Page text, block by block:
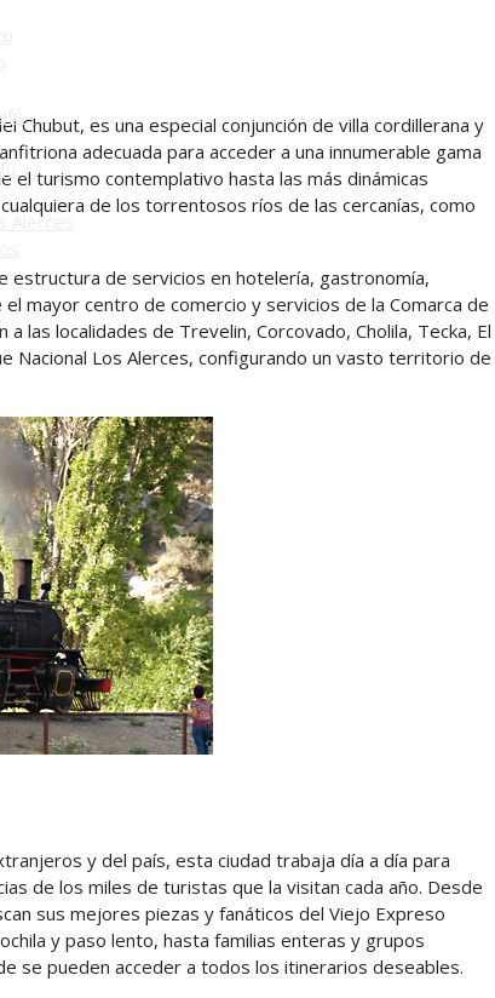
-
Chubut, es una especial conjunción de villa cordillerana y
adecuada para acceder a una innumerable gama
el turismo contemplativo hasta las más dinámicas
de los torrentosos ríos de las cercanías, como
estructura de servicios en hotelería, gastronomía,
mayor centro de comercio y servicios de la Comarca de
las localidades de Trevelin, Corcovado, Cholila, Tecka, El
Nacional Los Alerces, configurando un vasto territorio de
y del país, esta ciudad trabaja día a día para
de los miles de turistas que la visitan cada año. Desde
sus mejores piezas y fanáticos del Viejo Expreso
y paso lento, hasta familias enteras y grupos
se pueden acceder a todos los itinerarios deseables.